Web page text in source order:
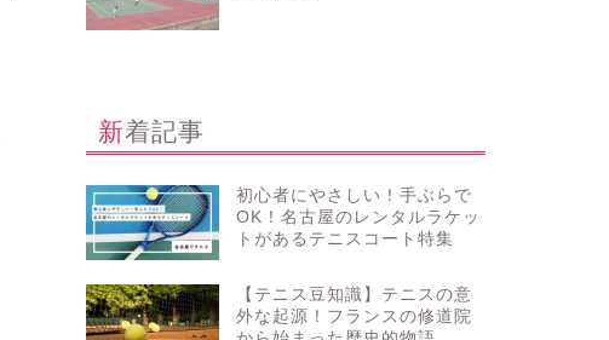
新着記事
初心者にやさしい！手ぶらで
OK！名古屋のレンタルラケッ
トがあるテニスコート特集
【テニス豆知識】テニスの意
外な起源！フランスの修道院